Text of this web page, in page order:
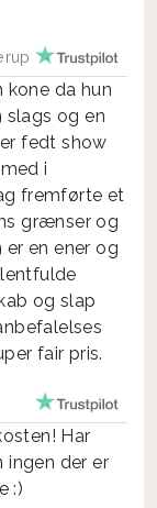
da hun
slags og en
fedt show
i
fremførte et
grænser og
en ener og
og slap
fair pris.
Har
ingen der er
:)